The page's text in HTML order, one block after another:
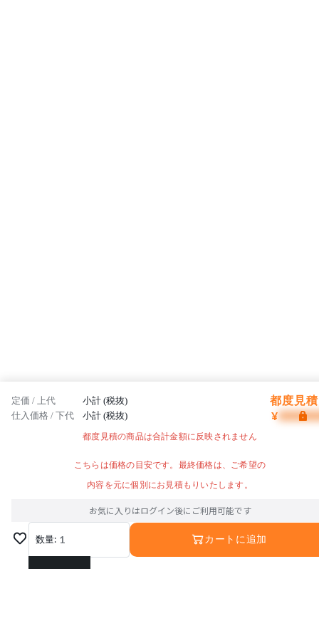
定価 / 上代 小計 (税抜) 都度見
仕入価格 / 下代 小計 (税抜) ¥
都度見積の商品は合計金額に反映されません
こちらは価格の目安です。最終価格は、ご希望の
内容を元に個別にお見積もりいたします。
お気に入りはログイン後にご利用可能です
数量: 1
1
カートに追加